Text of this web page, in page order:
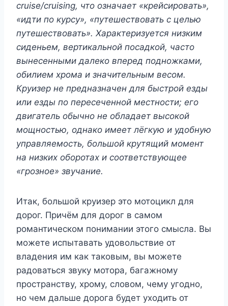
cruise/cruising, что означает «крейсировать»,
«идти по курсу», «путешествовать с целью
путешествовать». Характеризуется низким
сиденьем, вертикальной посадкой, часто
вынесенными далеко вперед подножками,
обилием хрома и значительным весом.
Круизер не предназначен для быстрой езды
или езды по пересеченной местности; его
двигатель обычно не обладает высокой
мощностью, однако имеет лёгкую и удобную
управляемость, большой крутящий момент
на низких оборотах и соответствующее
«грозное» звучание.
Итак, большой круизер это мотоцикл для
дорог. Причём для дорог в самом
романтическом понимании этого смысла. Вы
можете испытавать удовольствие от
владения им как таковым, вы можете
радоваться звуку мотора, багажному
пространству, хрому, словом, чему угодно,
но чем дальше дорога будет уходить от